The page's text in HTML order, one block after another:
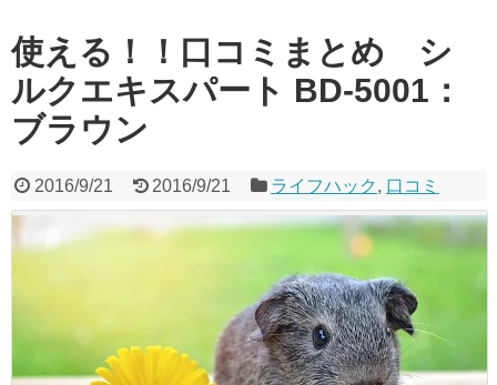
使える！！口コミまとめ シ
ルクエキスパート BD-5001：
ブラウン
2016/9/21 2016/9/21 ライフハック , 口コミ